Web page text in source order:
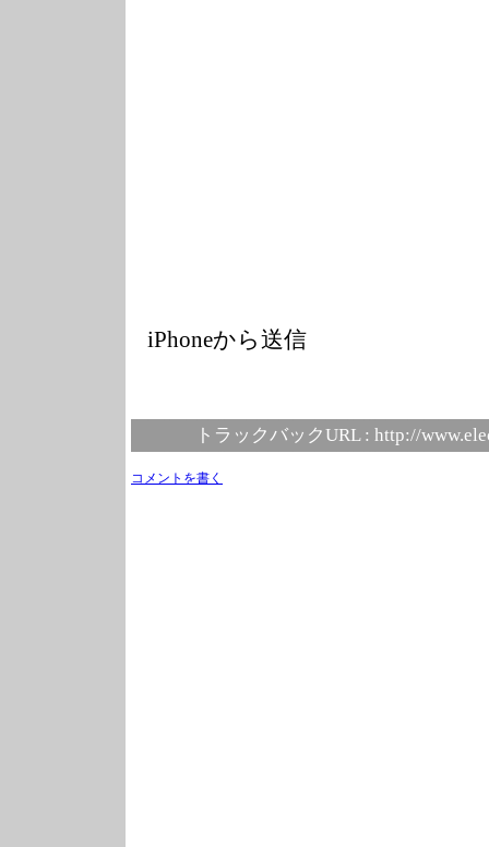
iPhoneから送信
トラックバックURL : http://
コメントを書く